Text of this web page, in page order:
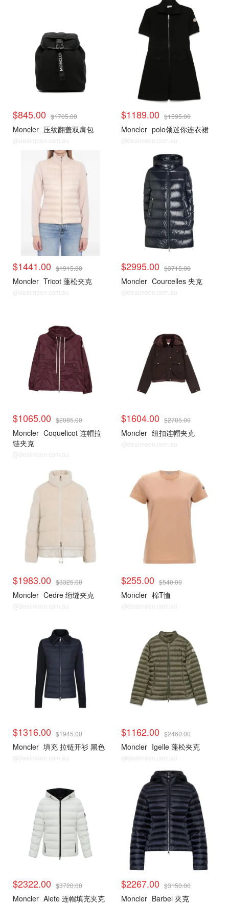
$845.00 $1705.00
Moncler 压纹翻盖双肩包
@dealmoon.com.au
$1189.00 $1595.00
Moncler polo领迷你连衣裙
@dealmoon.com.au
$1441.00 $1915.00
Moncler Tricot 蓬松夹克
@dealmoon.com.au
$2995.00 $3715.00
Moncler Courcelles 夹克
@dealmoon.com.au
$1065.00 $2085.00
Moncler Coquelicot 连帽拉
链夹克
@dealmoon.com.au
$1604.00 $2785.00
Moncler 纽扣连帽夹克
@dealmoon.com.au
$1983.00 $3325.00
Moncler Cedre 绗缝夹克
@dealmoon.com.au
$255.00 $540.00
Moncler 棉T恤
@dealmoon.com.au
$1316.00 $1945.00
Moncler 填充 拉链开衫 黑色
@dealmoon.com.au
$1162.00 $2460.00
Moncler Igelle 蓬松夹克
@dealmoon.com.au
$2322.00 $3720.00
Moncler Alete 连帽填充夹克
$2267.00 $3150.00
Moncler Barbel 夹克